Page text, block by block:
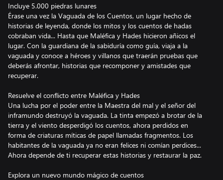
Incluye 5.000 piedras lunares
Érase una vez la Vaguada de los Cuentos, un lugar hecho de
historias de leyenda, donde los mitos y los cuentos de hadas
cobraban vida... Hasta que Maléfica y Hades hicieron añicos el
lugar. Con la guardiana de la sabiduría como guía, viaja a la
vaguada y conoce a héroes y villanos que traerán pruebas que
deberás afrontar, historias que recomponer y amistades que
recuperar.
Resuelve el conflicto entre Maléfica y Hades
Una lucha por el poder entre la Maestra del mal y el señor del
inframundo destruyó la vaguada. La tinta empezó a brotar de la
tierra y el viento desperdigó los cuentos, ahora perdidos en
forma de criaturas míticas de papel llamadas fragmentos. Los
habitantes de la vaguada ya no eran felices ni comían perdices...
Ahora depende de ti recuperar estas historias y restaurar la paz.
Explora un nuevo mundo mágico de cuentos